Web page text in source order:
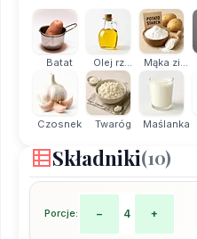
Batat Olej rz... Mąka zi...
Czosnek Twaróg Maślanka
Składniki(10)
Porcje: − 4 +